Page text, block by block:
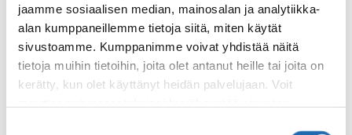
jaamme sosiaalisen median, mainosalan ja analytiikka-
alan kumppaneillemme tietoja siitä, miten käytät
sivustoamme. Kumppanimme voivat yhdistää näitä
tietoja muihin tietoihin, joita olet antanut heille tai joita on
kerätty, kun olet käyttänyt heidän palvelujaan. Voit
Country Luxury
8 päivää, ympäri vuoden